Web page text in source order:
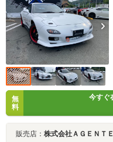
無
料
今すぐ
販売店： 株式会社ＡＧＥＮＴ